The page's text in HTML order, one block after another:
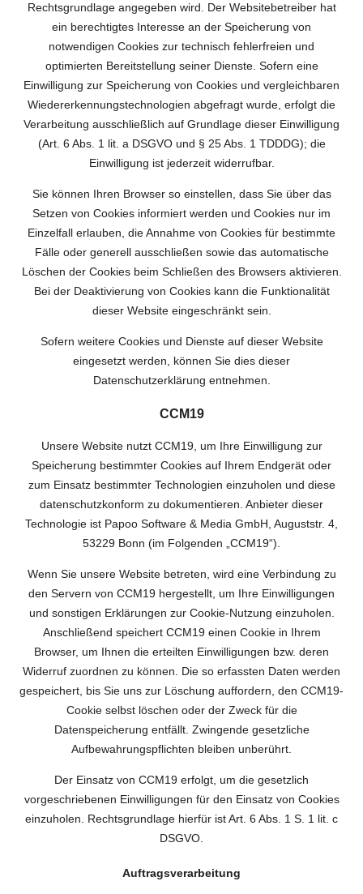
Rechtsgrundlage angegeben wird. Der Websitebetreiber hat
ein berechtigtes Interesse an der Speicherung von
notwendigen Cookies zur technisch fehlerfreien und
optimierten Bereitstellung seiner Dienste. Sofern eine
Einwilligung zur Speicherung von Cookies und vergleichbaren
Wiedererkennungstechnologien abgefragt wurde, erfolgt die
Verarbeitung ausschließlich auf Grundlage dieser Einwilligung
(Art. 6 Abs. 1 lit. a DSGVO und § 25 Abs. 1 TDDDG); die
Einwilligung ist jederzeit widerrufbar.
Sie können Ihren Browser so einstellen, dass Sie über das
Setzen von Cookies informiert werden und Cookies nur im
Einzelfall erlauben, die Annahme von Cookies für bestimmte
Fälle oder generell ausschließen sowie das automatische
Löschen der Cookies beim Schließen des Browsers aktivieren.
Bei der Deaktivierung von Cookies kann die Funktionalität
dieser Website eingeschränkt sein.
Sofern weitere Cookies und Dienste auf dieser Website
eingesetzt werden, können Sie dies dieser
Datenschutzerklärung entnehmen.
CCM19
Unsere Website nutzt CCM19, um Ihre Einwilligung zur
Speicherung bestimmter Cookies auf Ihrem Endgerät oder
zum Einsatz bestimmter Technologien einzuholen und diese
datenschutzkonform zu dokumentieren. Anbieter dieser
Technologie ist Papoo Software & Media GmbH, Auguststr. 4,
53229 Bonn (im Folgenden „CCM19“).
Wenn Sie unsere Website betreten, wird eine Verbindung zu
den Servern von CCM19 hergestellt, um Ihre Einwilligungen
und sonstigen Erklärungen zur Cookie-Nutzung einzuholen.
Anschließend speichert CCM19 einen Cookie in Ihrem
Browser, um Ihnen die erteilten Einwilligungen bzw. deren
Widerruf zuordnen zu können. Die so erfassten Daten werden
gespeichert, bis Sie uns zur Löschung auffordern, den CCM19-
Cookie selbst löschen oder der Zweck für die
Datenspeicherung entfällt. Zwingende gesetzliche
Aufbewahrungspflichten bleiben unberührt.
Der Einsatz von CCM19 erfolgt, um die gesetzlich
vorgeschriebenen Einwilligungen für den Einsatz von Cookies
einzuholen. Rechtsgrundlage hierfür ist Art. 6 Abs. 1 S. 1 lit. c
DSGVO.
Auftragsverarbeitung